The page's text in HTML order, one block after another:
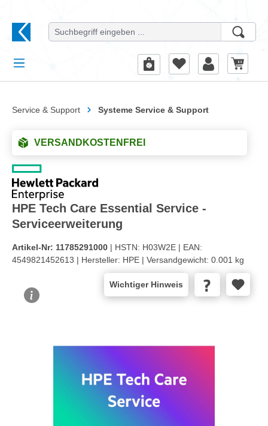
Service & Support Systeme Service & Support
VERSANDKOSTENFREI
HPE Tech Care Essential Service -
Serviceerweiterung
Artikel-Nr: 11785291000 | HSTN: H03W2E | EAN:
4549821452613 | Hersteller: HPE | Versandgewicht: 0.001 kg
Wichtiger Hinweis